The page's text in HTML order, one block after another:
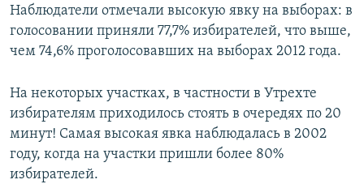
Наблюдатели отмечали высокую явку на выборах: в
голосовании приняли 77,7% избирателей, что выше,
чем 74,6% проголосовавших на выборах 2012 года.
На некоторых участках, в частности в Утрехте
избирателям приходилось стоять в очередях по 20
минут! Самая высокая явка наблюдалась в 2002
году, когда на участки пришли более 80%
избирателей.